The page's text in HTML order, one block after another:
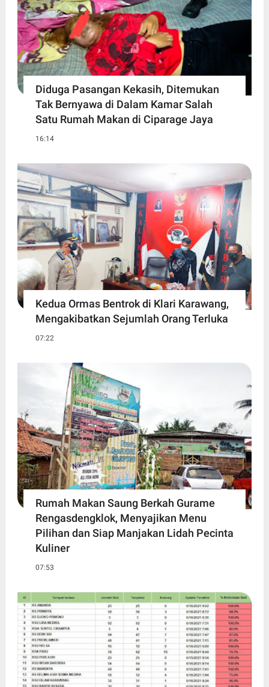
Diduga Pasangan Kekasih, Ditemukan
Tak Bernyawa di Dalam Kamar Salah
Satu Rumah Makan di Ciparage Jaya
16:14
Kedua Ormas Bentrok di Klari Karawang,
Mengakibatkan Sejumlah Orang Terluka
07:22
Rumah Makan Saung Berkah Gurame
Rengasdengklok, Menyajikan Menu
Pilihan dan Siap Manjakan Lidah Pecinta
Kuliner
07:53